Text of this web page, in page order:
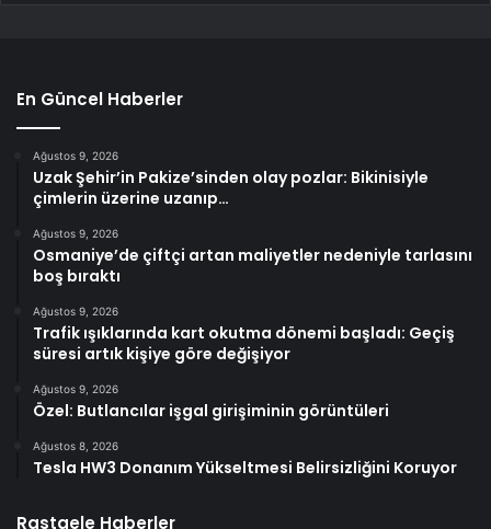
En Güncel Haberler
Ağustos 9, 2026
Uzak Şehir’in Pakize’sinden olay pozlar: Bikinisiyle
çimlerin üzerine uzanıp…
Ağustos 9, 2026
Osmaniye’de çiftçi artan maliyetler nedeniyle tarlasını
boş bıraktı
Ağustos 9, 2026
Trafik ışıklarında kart okutma dönemi başladı: Geçiş
süresi artık kişiye göre değişiyor
Ağustos 9, 2026
Özel: Butlancılar işgal girişiminin görüntüleri
Ağustos 8, 2026
Tesla HW3 Donanım Yükseltmesi Belirsizliğini Koruyor
Rastgele Haberler